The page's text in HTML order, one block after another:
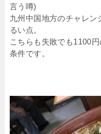
言う噂)
九州中国地方のチャレン
るい点。
こちらも失敗でも1100
条件です。